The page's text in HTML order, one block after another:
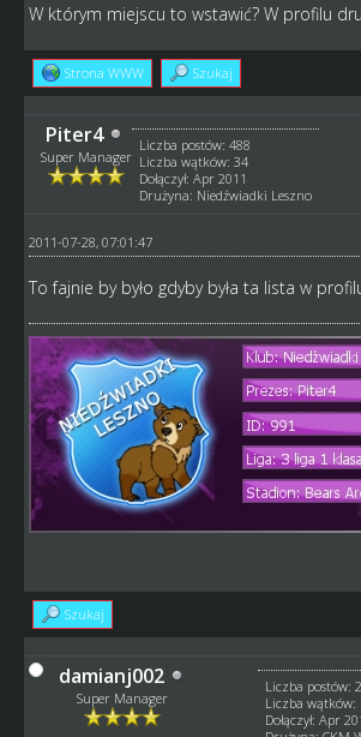
W którym miejscu to wstawić? W profilu
Strona WWW Szukaj
Piter4
Super Manager
Liczba postów: 488
Liczba wątków: 34
Dołączył: Apr 2011
Drużyna: Niedźwiadki Leszno
2011-07-28, 07:01:47
To fajnie by było gdyby była ta lista w
Szukaj
damianj002
Super Manager
Liczba postów:
Liczba wątków:
Dołączył: Apr